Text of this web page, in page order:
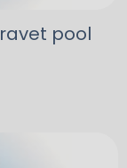
pool